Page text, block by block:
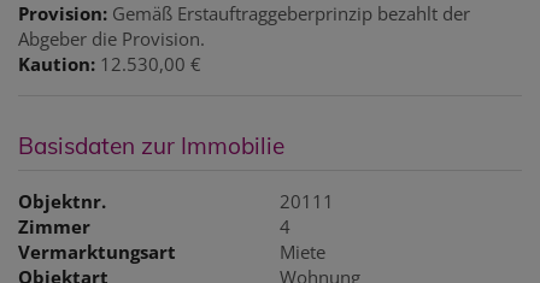
Provision: Gemäß Erstauftraggeberprinzip bezahlt der
Abgeber die Provision.
Kaution: 12.530,00 €
Basisdaten zur Immobilie
Objektnr.
20111
Zimmer
4
Vermarktungsart
Miete
Objektart
Wohnung